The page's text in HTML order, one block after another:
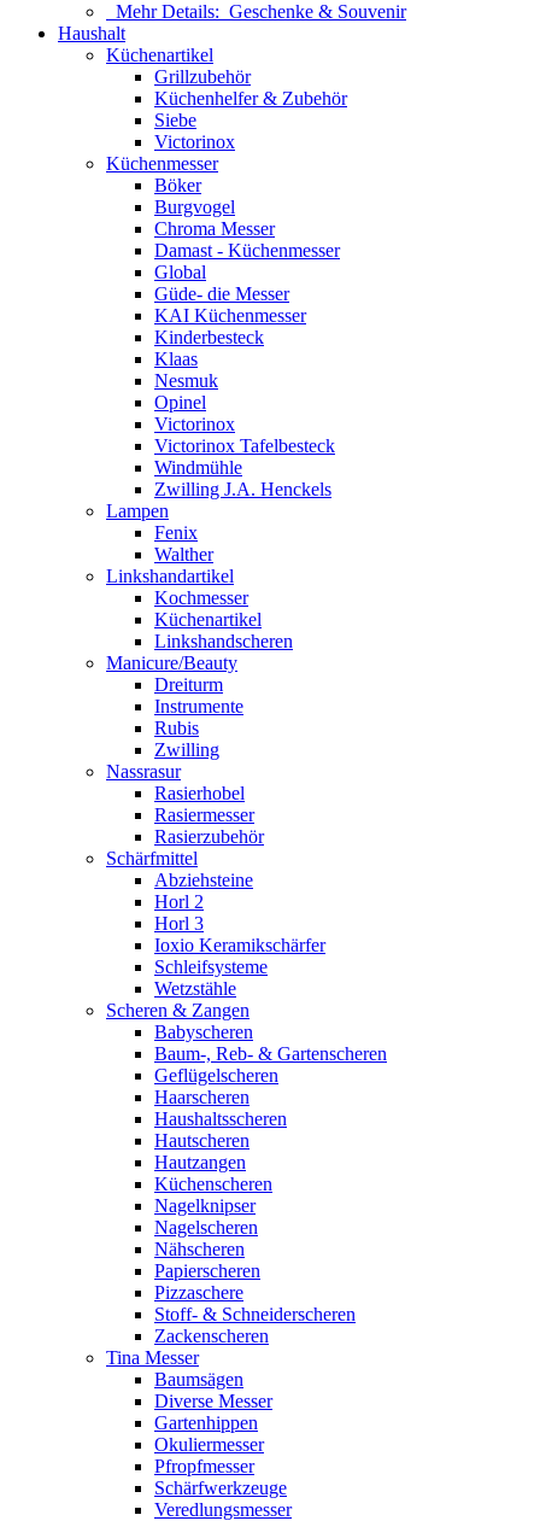
Mehr Details: Geschenke & Souvenir
Haushalt
Küchenartikel
Grillzubehör
Küchenhelfer & Zubehör
Siebe
Victorinox
Küchenmesser
Böker
Burgvogel
Chroma Messer
Damast - Küchenmesser
Global
Güde- die Messer
KAI Küchenmesser
Kinderbesteck
Klaas
Nesmuk
Opinel
Victorinox
Victorinox Tafelbesteck
Windmühle
Zwilling J.A. Henckels
Lampen
Fenix
Walther
Linkshandartikel
Kochmesser
Küchenartikel
Linkshandscheren
Manicure/Beauty
Dreiturm
Instrumente
Rubis
Zwilling
Nassrasur
Rasierhobel
Rasiermesser
Rasierzubehör
Schärfmittel
Abziehsteine
Horl 2
Horl 3
Ioxio Keramikschärfer
Schleifsysteme
Wetzstähle
Scheren & Zangen
Babyscheren
Baum-, Reb- & Gartenscheren
Geflügelscheren
Haarscheren
Haushaltsscheren
Hautscheren
Hautzangen
Küchenscheren
Nagelknipser
Nagelscheren
Nähscheren
Papierscheren
Pizzaschere
Stoff- & Schneiderscheren
Zackenscheren
Tina Messer
Baumsägen
Diverse Messer
Gartenhippen
Okuliermesser
Pfropfmesser
Schärfwerkzeuge
Veredlungsmesser